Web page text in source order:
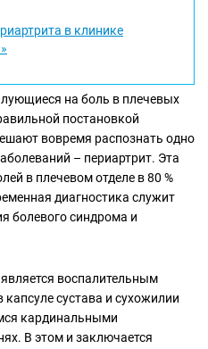
в клинике
на боль в плечевых
постановкой
вовремя распознать одно
– периартрит. Эта
в плечевом отделе в 80 %
диагностика служит
болевого синдрома и
воспалительным
сустава и сухожилии
кардинальными
В этом и заключается